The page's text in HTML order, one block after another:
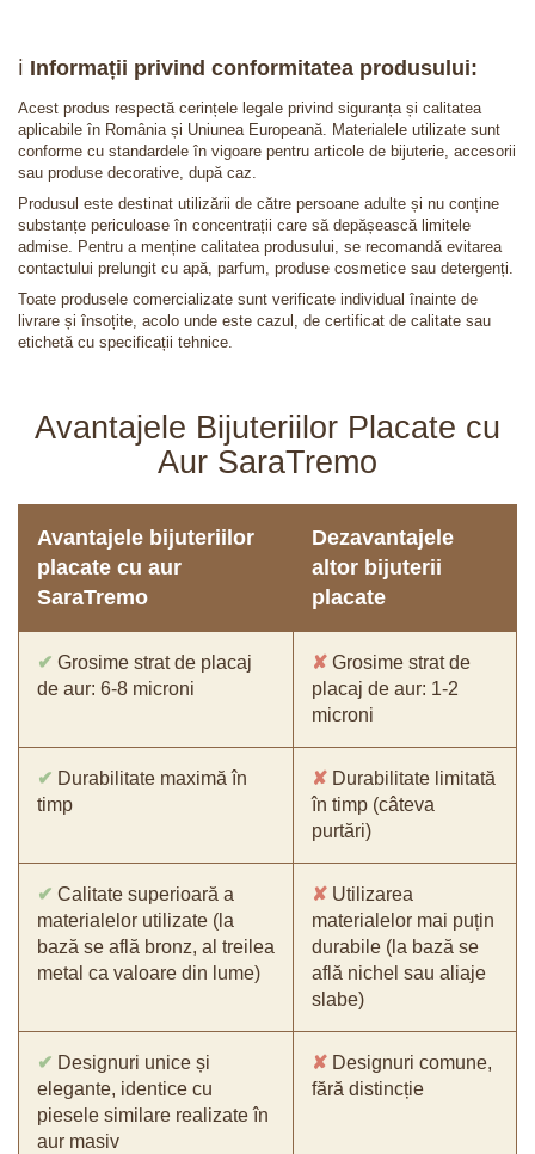
ℹ️ Informații privind conformitatea produsului:
Acest produs respectă cerințele legale privind siguranța și calitatea
aplicabile în România și Uniunea Europeană. Materialele utilizate sunt
conforme cu standardele în vigoare pentru articole de bijuterie, accesorii
sau produse decorative, după caz.
Produsul este destinat utilizării de către persoane adulte și nu conține
substanțe periculoase în concentrații care să depășească limitele
admise. Pentru a menține calitatea produsului, se recomandă evitarea
contactului prelungit cu apă, parfum, produse cosmetice sau detergenți.
Toate produsele comercializate sunt verificate individual înainte de
livrare și însoțite, acolo unde este cazul, de certificat de calitate sau
etichetă cu specificații tehnice.
Avantajele Bijuteriilor Placate cu
Aur SaraTremo
Avantajele bijuteriilor
placate cu aur
SaraTremo
Dezavantajele
altor bijuterii
placate
✔ Grosime strat de placaj
de aur: 6-8 microni
✘ Grosime strat de
placaj de aur: 1-2
microni
✔ Durabilitate maximă în
timp
✘ Durabilitate limitată
în timp (câteva
purtări)
✔ Calitate superioară a
materialelor utilizate (la
bază se află bronz, al treilea
metal ca valoare din lume)
✘ Utilizarea
materialelor mai puțin
durabile (la bază se
află nichel sau aliaje
slabe)
✔ Designuri unice și
elegante, identice cu
piesele similare realizate în
aur masiv
✘ Designuri comune,
fără distincție